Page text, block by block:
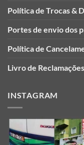
Política de Trocas &
Portes de envio dos
Política de
Livro de Reclamações
INSTAGRAM